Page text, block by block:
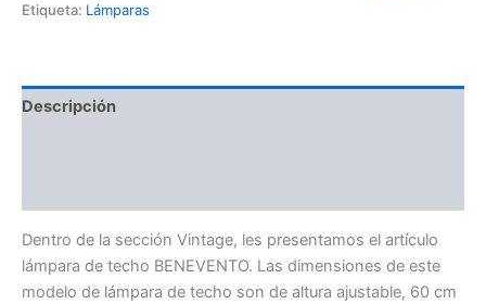
Etiqueta: Lámparas
Descripción
Dentro de la sección Vintage, les presentamos el artículo
lámpara de techo BENEVENTO. Las dimensiones de este
modelo de lámpara de techo son de altura ajustable, 60 cm